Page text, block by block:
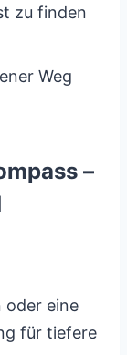
zu finden
Weg
–
oder eine
für tiefere